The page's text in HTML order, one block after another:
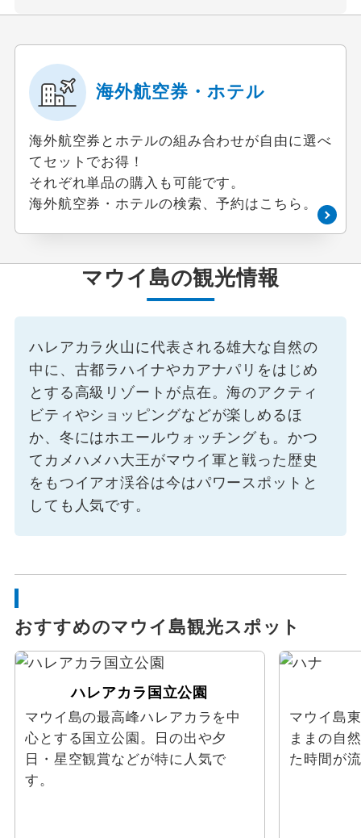
紅葉
ビーチ・リゾート
花見
避暑地
スポーツ体験 / 観戦
スポーツ観戦
ゴルフ
その他テーマ
グルメ
テーマパーク
ウェブ限定
海外航空券・ホテル
海外航空券とホテルの組み合わせが自由に選べ
てセットでお得！
それぞれ単品の購入も可能です。
海外航空券・ホテルの検索、予約はこちら。
マウイ島の観光情報
ハレアカラ火山に代表される雄大な自然の
中に、古都ラハイナやカアナパリをはじめ
とする高級リゾートが点在。海のアクティ
ビティやショッピングなどが楽しめるほ
か、冬にはホエールウォッチングも。かつ
てカメハメハ大王がマウイ軍と戦った歴史
をもつイアオ渓谷は今はパワースポットと
しても人気です。
おすすめのマウイ島観光スポット
ハレアカラ国立公園
マウイ島の最高峰ハレアカラを中
心とする国立公園。日の出や夕
日・星空観賞などが特に人気で
す。
マウイ島
ままの自
た時間が